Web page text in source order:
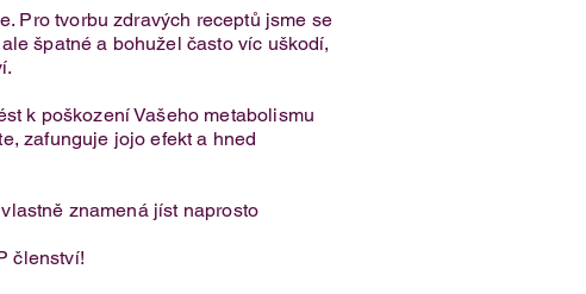
Pro tvorbu zdravých receptů jsme se
špatné a bohužel často víc uškodí,
k poškození Vašeho metabolismu
zafunguje jojo efekt a hned
znamená jíst naprosto
členství!